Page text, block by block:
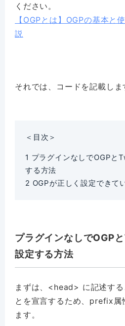
ください。
【OGPとは】OGPの基本と
説
それでは、コードを記載しま
＜目次＞
1 プラグインなしでOGPと
する方法
2 OGPが正しく設定できて
プラグインなしでOGP
設定する方法
まずは、<head> に記述する
とを宣言するため、prefix属
ます。